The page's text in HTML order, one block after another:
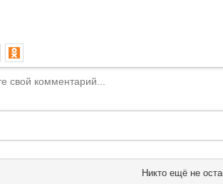
Никто ещё не